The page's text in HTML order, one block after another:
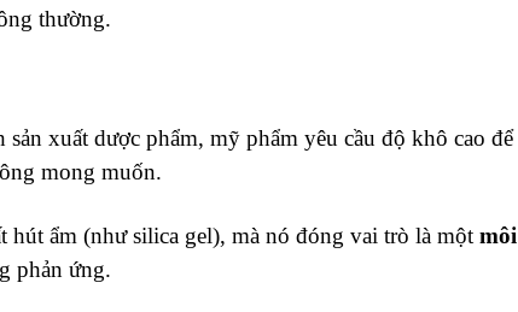
thường.
xuất dược phẩm, mỹ phẩm yêu cầu độ khô cao để
mong muốn.
hút ẩm (như silica gel), mà nó đóng vai trò là mộtmôi
phản ứng.